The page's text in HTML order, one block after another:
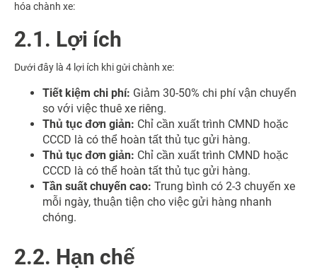
hóa chành xe:
2.1. Lợi ích
Dưới đây là 4 lợi ích khi gửi chành xe:
Tiết kiệm chi phí: Giảm 30-50% chi phí vận chuyển
so với việc thuê xe riêng.
Thủ tục đơn giản: Chỉ cần xuất trình CMND hoặc
CCCD là có thể hoàn tất thủ tục gửi hàng.
Thủ tục đơn giản: Chỉ cần xuất trình CMND hoặc
CCCD là có thể hoàn tất thủ tục gửi hàng.
Tần suất chuyến cao: Trung bình có 2-3 chuyến xe
mỗi ngày, thuận tiện cho việc gửi hàng nhanh
chóng.
2.2. Hạn chế